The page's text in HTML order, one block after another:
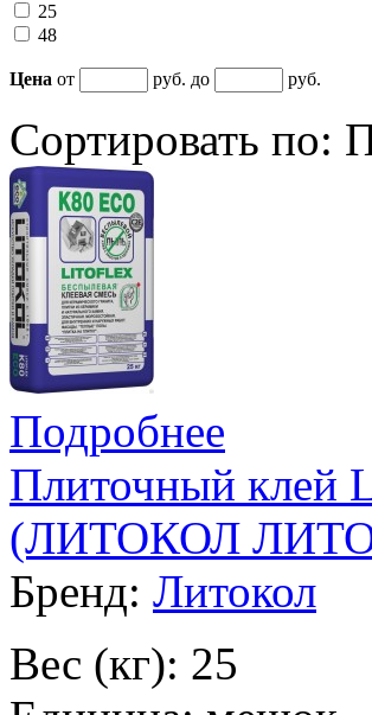
25
48
Цена от руб. до руб.
Сортировать по:
Подробнее
Плиточный клей
(ЛИТОКОЛ
Бренд: Литокол
Вес (кг): 25